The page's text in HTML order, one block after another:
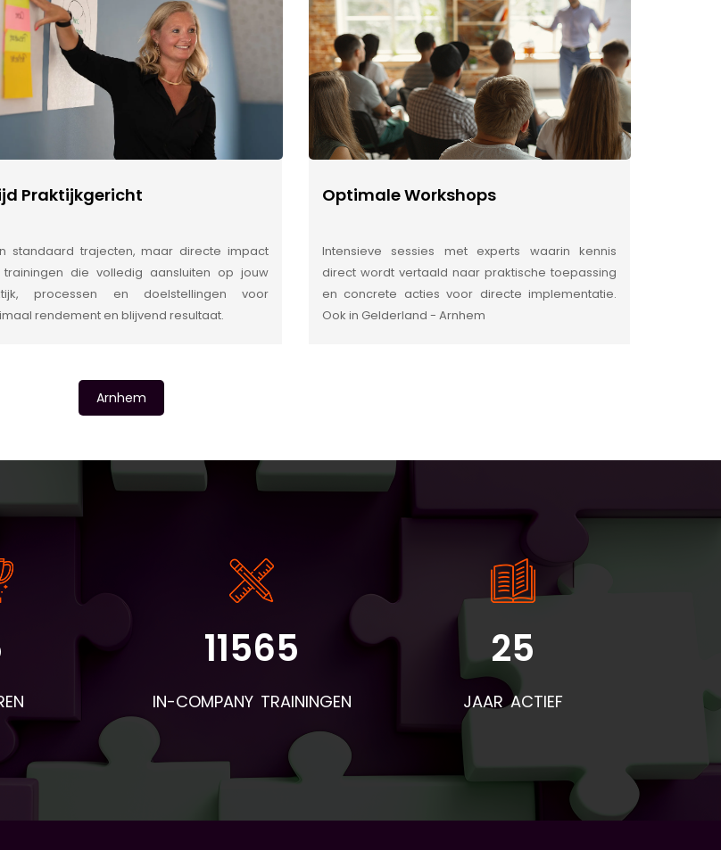
Praktijkgericht
standaard trajecten, maar directe impact
die volledig aansluiten op jouw
processen en doelstellingen voor
rendement en blijvend resultaat.
Optimale Workshops
Intensieve sessies met experts waarin kennis
direct wordt vertaald naar praktische toepassing
en concrete acties voor directe implementatie.
Ook in Gelderland - Arnhem
Arnhem
- De instaptoets en intakeformulieren worden
en woordentrainers per post verstuurd. Neem deze
eerste les en geef ze aan de deelnemers. Apart
een envelop verstuurd met naambordjes,
pennen en evaluatieformulieren. - Voor aanvullend
moet worden: vraag BV&T hiervoor. - Stuur na
Hierin geef je aan wat als lesstof behandeld is
11565
IN-COMPANY TRAININGEN
25
JAAR ACTIEF